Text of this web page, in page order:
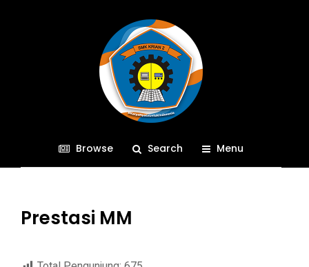
Browse Search Menu
Prestasi MM